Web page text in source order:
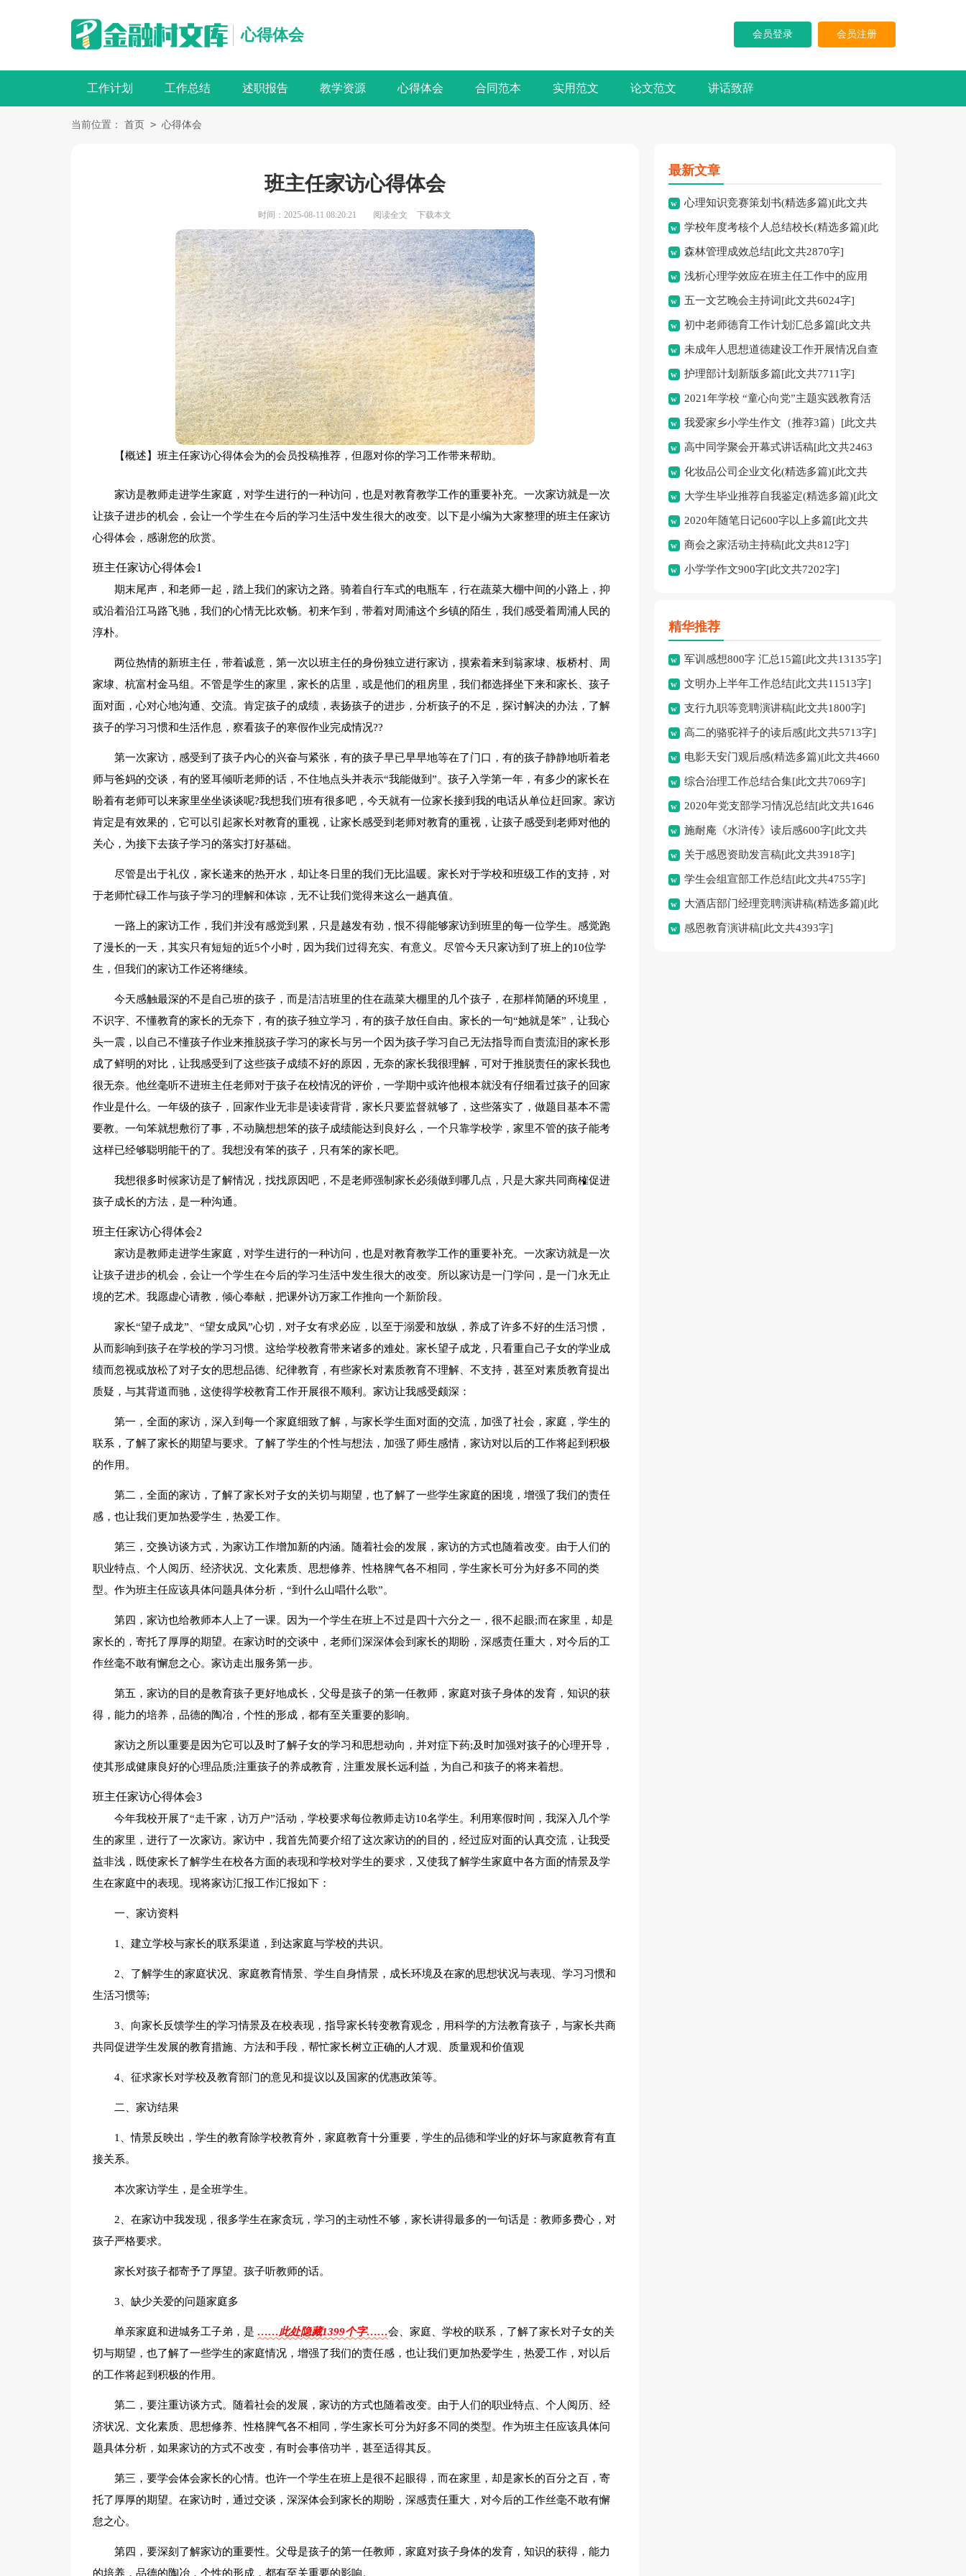
心得体会 会员登录 会员注册
工作计划 工作总结 述职报告 教学资源 心得体会 合同范本 实用范文 论文范文 讲话致辞
当前位置： 首页 > 心得体会
班主任家访心得体会
时间：2025-08-11 08:20:21 阅读全文 下载本文
【概述】班主任家访心得体会为的会员投稿推荐，但愿对你的学习工作带来帮助。
家访是教师走进学生家庭，对学生进行的一种访问，也是对教育教学工作的重要补充。一次家访就是一次
让孩子进步的机会，会让一个学生在今后的学习生活中发生很大的改变。以下是小编为大家整理的班主任家访
心得体会，感谢您的欣赏。
班主任家访心得体会1
期末尾声，和老师一起，踏上我们的家访之路。骑着自行车式的电瓶车，行在蔬菜大棚中间的小路上，抑
或沿着沿江马路飞驰，我们的心情无比欢畅。初来乍到，带着对周浦这个乡镇的陌生，我们感受着周浦人民的
淳朴。
两位热情的新班主任，带着诚意，第一次以班主任的身份独立进行家访，摸索着来到翁家埭、板桥村、周
家埭、杭富村金马组。不管是学生的家里，家长的店里，或是他们的租房里，我们都选择坐下来和家长、孩子
面对面，心对心地沟通、交流。肯定孩子的成绩，表扬孩子的进步，分析孩子的不足，探讨解决的办法，了解
孩子的学习习惯和生活作息，察看孩子的寒假作业完成情况??
第一次家访，感受到了孩子内心的兴奋与紧张，有的孩子早已早早地等在了门口，有的孩子静静地听着老
师与爸妈的交谈，有的竖耳倾听老师的话，不住地点头并表示“我能做到”。孩子入学第一年，有多少的家长在
盼着有老师可以来家里坐坐谈谈呢?我想我们班有很多吧，今天就有一位家长接到我的电话从单位赶回家。家访
肯定是有效果的，它可以引起家长对教育的重视，让家长感受到老师对教育的重视，让孩子感受到老师对他的
关心，为接下去孩子学习的落实打好基础。
尽管是出于礼仪，家长递来的热开水，却让冬日里的我们无比温暖。家长对于学校和班级工作的支持，对
于老师忙碌工作与孩子学习的理解和体谅，无不让我们觉得来这么一趟真值。
一路上的家访工作，我们并没有感觉到累，只是越发有劲，恨不得能够家访到班里的每一位学生。感觉跑
了漫长的一天，其实只有短短的近5个小时，因为我们过得充实、有意义。尽管今天只家访到了班上的10位学
生，但我们的家访工作还将继续。
今天感触最深的不是自己班的孩子，而是洁洁班里的住在蔬菜大棚里的几个孩子，在那样简陋的环境里，
不识字、不懂教育的家长的无奈下，有的孩子独立学习，有的孩子放任自由。家长的一句“她就是笨”，让我心
头一震，以自己不懂孩子作业来推脱孩子学习的家长与另一个因为孩子学习自己无法指导而自责流泪的家长形
成了鲜明的对比，让我感受到了这些孩子成绩不好的原因，无奈的家长我很理解，可对于推脱责任的家长我也
很无奈。他丝毫听不进班主任老师对于孩子在校情况的评价，一学期中或许他根本就没有仔细看过孩子的回家
作业是什么。一年级的孩子，回家作业无非是读读背背，家长只要监督就够了，这些落实了，做题目基本不需
要教。一句笨就想敷衍了事，不动脑想想笨的孩子成绩能达到良好么，一个只靠学校学，家里不管的孩子能考
这样已经够聪明能干的了。我想没有笨的孩子，只有笨的家长吧。
我想很多时候家访是了解情况，找找原因吧，不是老师强制家长必须做到哪几点，只是大家共同商榷促进
孩子成长的方法，是一种沟通。
班主任家访心得体会2
家访是教师走进学生家庭，对学生进行的一种访问，也是对教育教学工作的重要补充。一次家访就是一次
让孩子进步的机会，会让一个学生在今后的学习生活中发生很大的改变。所以家访是一门学问，是一门永无止
境的艺术。我愿虚心请教，倾心奉献，把课外访万家工作推向一个新阶段。
家长“望子成龙”、“望女成凤”心切，对子女有求必应，以至于溺爱和放纵，养成了许多不好的生活习惯，
从而影响到孩子在学校的学习习惯。这给学校教育带来诸多的难处。家长望子成龙，只看重自己子女的学业成
绩而忽视或放松了对子女的思想品德、纪律教育，有些家长对素质教育不理解、不支持，甚至对素质教育提出
质疑，与其背道而驰，这使得学校教育工作开展很不顺利。家访让我感受颇深：
第一，全面的家访，深入到每一个家庭细致了解，与家长学生面对面的交流，加强了社会，家庭，学生的
联系，了解了家长的期望与要求。了解了学生的个性与想法，加强了师生感情，家访对以后的工作将起到积极
的作用。
第二，全面的家访，了解了家长对子女的关切与期望，也了解了一些学生家庭的困境，增强了我们的责任
感，也让我们更加热爱学生，热爱工作。
第三，交换访谈方式，为家访工作增加新的内涵。随着社会的发展，家访的方式也随着改变。由于人们的
职业特点、个人阅历、经济状况、文化素质、思想修养、性格脾气各不相同，学生家长可分为好多不同的类
型。作为班主任应该具体问题具体分析，“到什么山唱什么歌”。
第四，家访也给教师本人上了一课。因为一个学生在班上不过是四十六分之一，很不起眼;而在家里，却是
家长的，寄托了厚厚的期望。在家访时的交谈中，老师们深深体会到家长的期盼，深感责任重大，对今后的工
作丝毫不敢有懈怠之心。家访走出服务第一步。
第五，家访的目的是教育孩子更好地成长，父母是孩子的第一任教师，家庭对孩子身体的发育，知识的获
得，能力的培养，品德的陶冶，个性的形成，都有至关重要的影响。
家访之所以重要是因为它可以及时了解子女的学习和思想动向，并对症下药;及时加强对孩子的心理开导，
使其形成健康良好的心理品质;注重孩子的养成教育，注重发展长远利益，为自己和孩子的将来着想。
班主任家访心得体会3
今年我校开展了“走千家，访万户”活动，学校要求每位教师走访10名学生。利用寒假时间，我深入几个学
生的家里，进行了一次家访。家访中，我首先简要介绍了这次家访的的目的，经过应对面的认真交流，让我受
益非浅，既使家长了解学生在校各方面的表现和学校对学生的要求，又使我了解学生家庭中各方面的情景及学
生在家庭中的表现。现将家访汇报工作汇报如下：
一、家访资料
1、建立学校与家长的联系渠道，到达家庭与学校的共识。
2、了解学生的家庭状况、家庭教育情景、学生自身情景，成长环境及在家的思想状况与表现、学习习惯和
生活习惯等;
3、向家长反馈学生的学习情景及在校表现，指导家长转变教育观念，用科学的方法教育孩子，与家长共商
共同促进学生发展的教育措施、方法和手段，帮忙家长树立正确的人才观、质量观和价值观
4、征求家长对学校及教育部门的意见和提议以及国家的优惠政策等。
二、家访结果
1、情景反映出，学生的教育除学校教育外，家庭教育十分重要，学生的品德和学业的好坏与家庭教育有直
接关系。
本次家访学生，是全班学生。
2、在家访中我发现，很多学生在家贪玩，学习的主动性不够，家长讲得最多的一句话是：教师多费心，对
孩子严格要求。
家长对孩子都寄予了厚望。孩子听教师的话。
3、缺少关爱的问题家庭多
单亲家庭和进城务工子弟，是 ……此处隐藏1399个字……会、家庭、学校的联系，了解了家长对子女的关
切与期望，也了解了一些学生的家庭情况，增强了我们的责任感，也让我们更加热爱学生，热爱工作，对以后
的工作将起到积极的作用。
第二，要注重访谈方式。随着社会的发展，家访的方式也随着改变。由于人们的职业特点、个人阅历、经
济状况、文化素质、思想修养、性格脾气各不相同，学生家长可分为好多不同的类型。作为班主任应该具体问
题具体分析，如果家访的方式不改变，有时会事倍功半，甚至适得其反。
第三，要学会体会家长的心情。也许一个学生在班上是很不起眼得，而在家里，却是家长的百分之百，寄
托了厚厚的期望。在家访时，通过交谈，深深体会到家长的期盼，深感责任重大，对今后的工作丝毫不敢有懈
怠之心。
第四，要深刻了解家访的重要性。父母是孩子的第一任教师，家庭对孩子身体的发育，知识的获得，能力
的培养，品德的陶冶，个性的形成，都有至关重要的影响。
最新文章
心理知识竞赛策划书(精选多篇)[此文共
5937字]
学校年度考核个人总结校长(精选多篇)[此
文共7741字]
森林管理成效总结[此文共2870字]
浅析心理学效应在班主任工作中的应用
[此文共3828字]
五一文艺晚会主持词[此文共6024字]
初中老师德育工作计划汇总多篇[此文共
11627字]
未成年人思想道德建设工作开展情况自查
报告[此文共12435字]
护理部计划新版多篇[此文共7711字]
2021年学校 “童心向党”主题实践教育活
动方案[此文共1080字]
我爱家乡小学生作文（推荐3篇）[此文共
1167字]高中同学聚会开幕式讲话稿[此文共2463
字] 化妆品公司企业文化(精选多篇)[此文共
6398字]
大学生毕业推荐自我鉴定(精选多篇)[此文
共5048字]
2020年随笔日记600字以上多篇[此文共
2977字]
商会之家活动主持稿[此文共812字]
小学学作文900字[此文共7202字]
精华推荐
军训感想800字 汇总15篇[此文共13135字]
文明办上半年工作总结[此文共11513字]
支行九职等竞聘演讲稿[此文共1800字]
高二的骆驼祥子的读后感[此文共5713字]
电影天安门观后感(精选多篇)[此文共4660
字] 综合治理工作总结合集[此文共7069字]
2020年党支部学习情况总结[此文共1646
字] 施耐庵《水浒传》读后感600字[此文共
2995字]关于感恩资助发言稿[此文共3918字]
学生会组宣部工作总结[此文共4755字]
大酒店部门经理竞聘演讲稿(精选多篇)[此
文共5934字]
感恩教育演讲稿[此文共4393字]